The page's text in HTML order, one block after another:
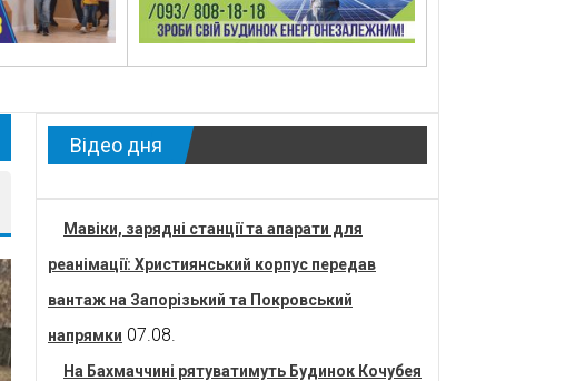
Відео дня
Мавіки, зарядні станції та апарати для
реанімації: Християнський корпус передав
вантаж на Запорізький та Покровський
напрямки 07.08.
На Бахмаччині рятуватимуть Будинок Кочубея